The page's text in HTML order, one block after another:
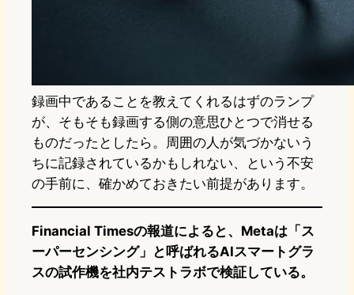
録画中であることを教えてくれるはずのランプ
が、そもそも録画する側の意思ひとつで消せる
ものだったとしたら。周囲の人が気づかないう
ちに記録されているかもしれない、という不安
の手前に、確かめておきたい前提があります。
Financial Timesの報道によると、Metaは「ス
ーパーセンシング」と呼ばれるAIスマートグラ
スの試作機を社内テストラボで検証している。